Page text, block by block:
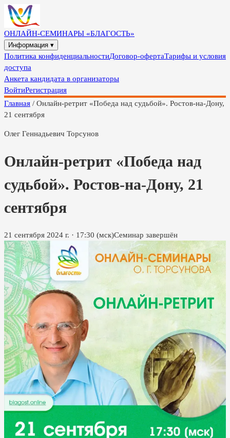
ОНЛАЙН-СЕМИНАРЫ «БЛАГОСТЬ»
Информация ▾
Политика конфиденциальностиДоговор-офертаТарифы и условия
доступа
Анкета кандидата в организаторы
ВойтиРегистрация
Главная / Онлайн-ретрит «Победа над судьбой». Ростов-на-Дону,
21 сентября
Олег Геннадьевич Торсунов
Онлайн-ретрит «Победа над
судьбой». Ростов-на-Дону, 21
сентября
21 сентября 2024 г. · 17:30 (мск)Семинар завершён